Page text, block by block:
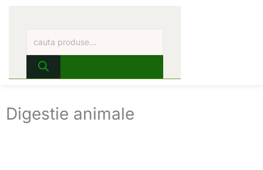
Digestie animale